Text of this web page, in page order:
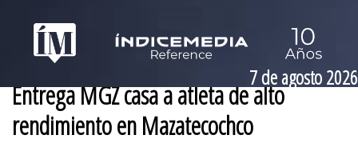
7 de agosto 2026
Entrega MGZ casa a atleta de alto
rendimiento en Mazatecochco